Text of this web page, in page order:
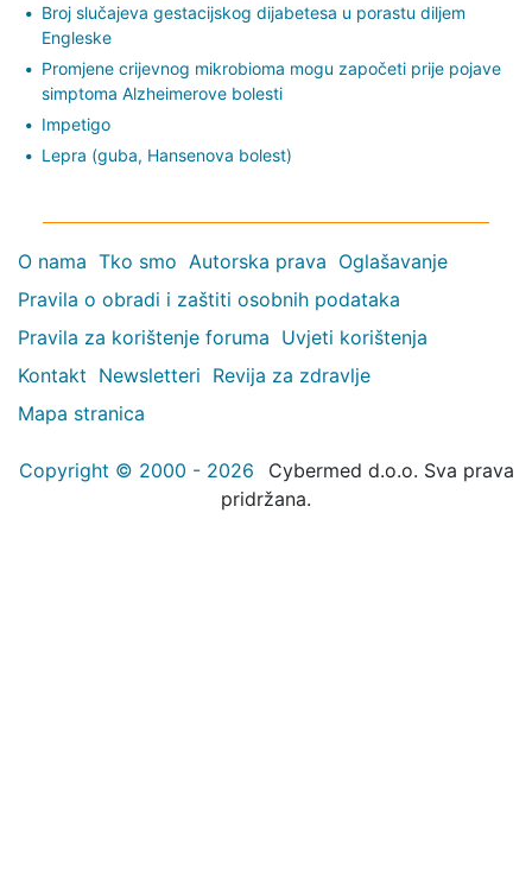
Broj slučajeva gestacijskog dijabetesa u porastu diljem
Engleske
Promjene crijevnog mikrobioma mogu započeti prije pojave
simptoma Alzheimerove bolesti
Impetigo
Lepra (guba, Hansenova bolest)
O nama Tko smo Autorska prava Oglašavanje
Pravila o obradi i zaštiti osobnih podataka
Pravila za korištenje foruma Uvjeti korištenja
Kontakt Newsletteri Revija za zdravlje
Mapa stranica
Copyright © 2000 - 2026
Cybermed d.o.o. Sva prava
pridržana.